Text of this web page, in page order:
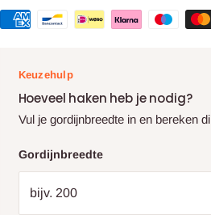
Keuzehulp
Hoeveel haken heb je nodig?
Vul je gordijnbreedte in en bereken
Gordijnbreedte